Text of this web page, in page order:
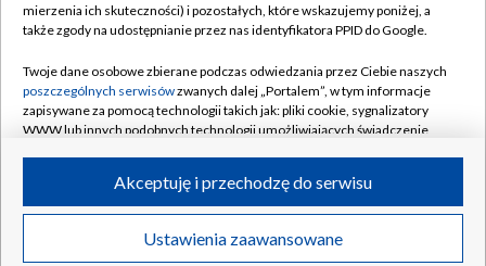
Naziemna Telewizja Cyfrowa
Rada Programowa
System NOS
Informacje o nadawcy
Program dla prasy
Ogłoszenie przetargowe
Pomoc
Kontakt
Kanały
©2026 Telewizja Polska S.A. w likwidacji
mierzenia ich skuteczności) i pozostałych, które wskazujemy poniżej, a
także zgody na udostępnianie przez nas identyfikatora PPID do Google.
Twoje dane osobowe zbierane podczas odwiedzania przez Ciebie naszych
poszczególnych serwisówzwanych dalej „Portalem”, w tym informacje
zapisywane za pomocą technologii takich jak: pliki cookie, sygnalizatory
WWW lub innych podobnych technologii umożliwiających świadczenie
ruchu w Internecie.
Twoje dane osobowe zbierane podczas odwiedzania przez Ciebie
poszczególnych serwisówna Portalu, takie jak adresy IP, identyfikatory
Ustawienia zaawansowane
Akceptuję i przechodzę do serwisu